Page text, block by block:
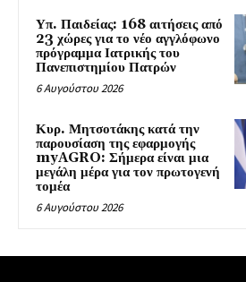
Υπ. Παιδείας: 168 αιτήσεις από
23 χώρες για το νέο αγγλόφωνο
πρόγραμμα Ιατρικής του
Πανεπιστημίου Πατρών
6 Αυγούστου 2026
Κυρ. Μητσοτάκης κατά την
παρουσίαση της εφαρμογής
myAGRO: Σήμερα είναι μια
μεγάλη μέρα για τον πρωτογενή
τομέα
6 Αυγούστου 2026